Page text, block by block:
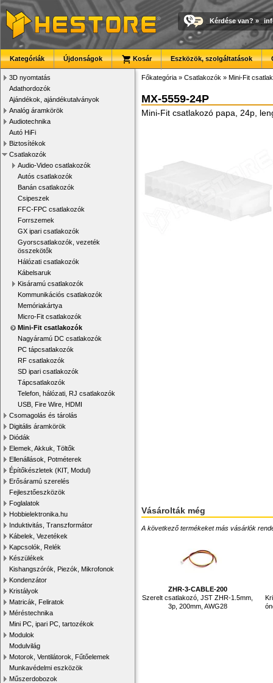
Kérdése van? »
Kategóriák Újdonságok Kosár Eszközök, szolgáltatások
3D nyomtatás
Adathordozók
Ajándékok, ajándékutalványok
Analóg áramkörök
Audiotechnika
Autó HiFi
Biztosítékok
Csatlakozók
Audio-Video csatlakozók
Autós csatlakozók
Banán csatlakozók
Csipeszek
FFC-FPC csatlakozók
Forrszemek
GX ipari csatlakozók
Gyorscsatlakozók, vezeték
összekötők
Hálózati csatlakozók
Kábelsaruk
Kisáramú csatlakozók
Kommunikációs csatlakozók
Memóriakártya
Micro-Fit csatlakozók
Mini-Fit csatlakozók
Nagyáramú DC csatlakozók
PC tápcsatlakozók
RF csatlakozók
SD ipari csatlakozók
Tápcsatlakozók
Telefon, hálózati, RJ csatlakozók
USB, Fire Wire, HDMI
Csomagolás és tárolás
Digitális áramkörök
Diódák
Elemek, Akkuk, Töltők
Ellenállások, Potméterek
Építőkészletek (KIT, Modul)
Erősáramú szerelés
Fejlesztőeszközök
Foglalatok
Hobbielektronika.hu
Induktivitás, Transzformátor
Kábelek, Vezetékek
Kapcsolók, Relék
Készülékek
Kishangszórók, Piezók, Mikrofonok
Kondenzátor
Kristályok
Matricák, Feliratok
Méréstechnika
Mini PC, ipari PC, tartozékok
Modulok
Modulvilág
Motorok, Ventilátorok, Fűtőelemek
Munkavédelmi eszközök
Műszerdobozok
Főkategória » Csatlakozók » Mini-Fit
MX-5559-24P
Mini-Fit csatlakozó papa, 24p,
Vásárolták még
A következő termékeket más vásárlók
ZHR-3-CABLE-200
Szerelt csatlakozó, JST ZHR-1.5mm,
3p, 200mm, AWG28